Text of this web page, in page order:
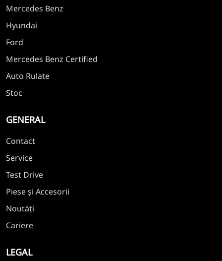
Mercedes Benz
Hyundai
Ford
Mercedes Benz Certified
Auto Rulate
Stoc
GENERAL
Contact
Service
Test Drive
Piese și Accesorii
Noutăți
Cariere
LEGAL